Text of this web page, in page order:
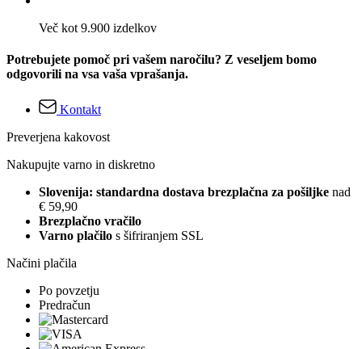
Več kot 9.900 izdelkov
Potrebujete pomoč pri vašem naročilu? Z veseljem bomo
odgovorili na vsa vaša vprašanja.
Kontakt
Preverjena kakovost
Nakupujte varno in diskretno
Slovenija: standardna dostava brezplačna za pošiljke nad
€ 59,90
Brezplačno vračilo
Varno plačilo s šifriranjem SSL
Načini plačila
Po povzetju
Predračun